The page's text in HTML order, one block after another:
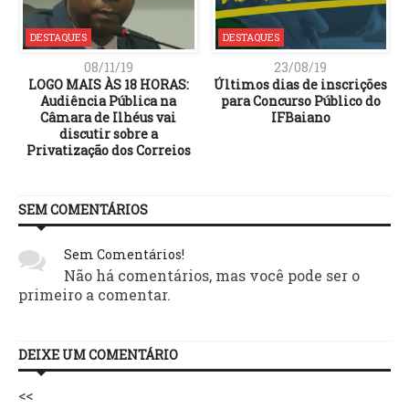
DESTAQUES
08/11/19
LOGO MAIS ÀS 18 HORAS:
Audiência Pública na
Câmara de Ilhéus vai
discutir sobre a
Privatização dos Correios
DESTAQUES
23/08/19
Últimos dias de inscrições
para Concurso Público do
IFBaiano
SEM COMENTÁRIOS
Sem Comentários!
Não há comentários, mas você pode ser o
primeiro a comentar.
DEIXE UM COMENTÁRIO
<<